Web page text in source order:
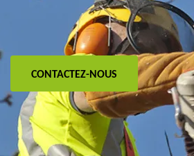
CONTACTEZ-NOUS